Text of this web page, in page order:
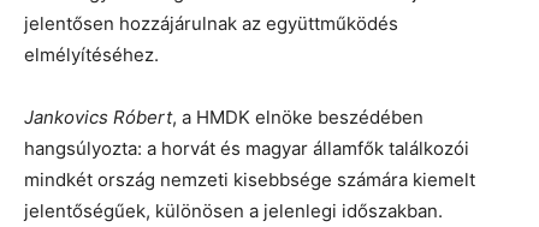
jelentősen hozzájárulnak az együttműködés
elmélyítéséhez.
Jankovics Róbert, a HMDK elnöke beszédében
hangsúlyozta: a horvát és magyar államfők találkozói
mindkét ország nemzeti kisebbsége számára kiemelt
jelentőségűek, különösen a jelenlegi időszakban.